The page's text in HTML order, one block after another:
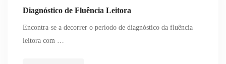
Diagnóstico de Fluência Leitora
Encontra-se a decorrer o período de diagnóstico da fluência
leitora com …